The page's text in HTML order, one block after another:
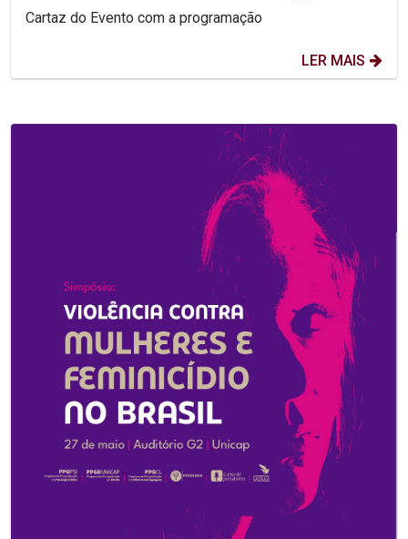
Cartaz do Evento com a programação
LER MAIS